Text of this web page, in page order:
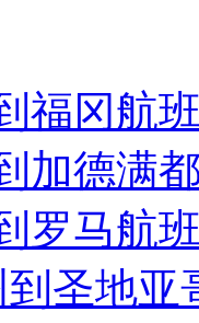
福冈航
加德满
罗马航
到圣地亚